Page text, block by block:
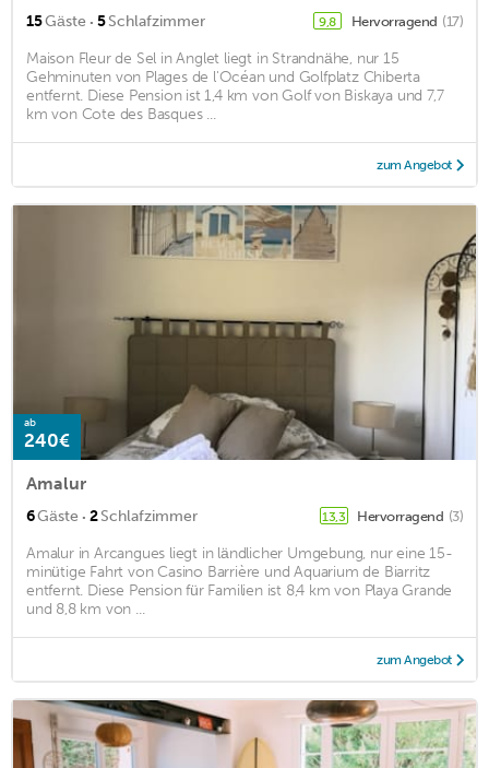
15Gäste · 5Schlafzimmer 9,8 Hervorragend (17)
Maison Fleur de Sel in Anglet liegt in Strandnähe, nur 15
Gehminuten von Plages de l'Océan und Golfplatz Chiberta
entfernt. Diese Pension ist 1,4 km von Golf von Biskaya und 7,7
km von Cote des Basques ...
zum Angebot
ab
240€
Amalur
6Gäste · 2Schlafzimmer 13,3 Hervorragend (3)
Amalur in Arcangues liegt in ländlicher Umgebung, nur eine 15-
minütige Fahrt von Casino Barrière und Aquarium de Biarritz
entfernt. Diese Pension für Familien ist 8,4 km von Playa Grande
und 8,8 km von ...
zum Angebot